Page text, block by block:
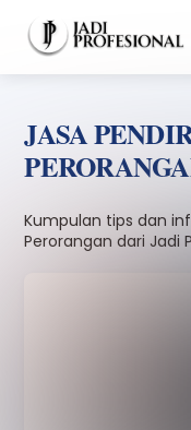
content
JASA
Kumpulan tips dan
Perorangan dari Jadi